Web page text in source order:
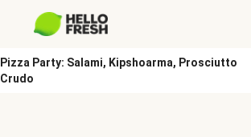
Pizza Party: Salami, Kipshoarma, Prosciutto
Crudo